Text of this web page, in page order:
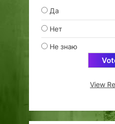
Да
Нет
Не знаю
View